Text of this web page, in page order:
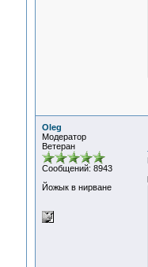
Oleg
Модератор
Ветеран
Сообщений: 8943
Йожык в нирване